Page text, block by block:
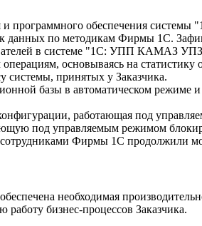
и программного обеспечения
по методикам Фирмы 1С.
в системе "1С: УПП КАМАЗ
основываясь на
системы, принятых у Заказчика.
базы в автоматическом
работающая под
под управляемым режимом
Фирмы 1С продолжили
необходимая
бизнес-процессов Заказчика.